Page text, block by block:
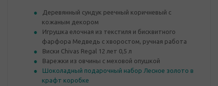
Деревянный сундук реечный коричневый с
кожаным декором
Игрушка елочная из текстиля и бисквитного
фарфора Медведь с хворостом, ручная работа
Виски Chivas Regal 12 лет 0,5 л
Варежки из овчины с меховой опушкой
Шоколадный подарочный набор Лесное золото в
крафт коробке